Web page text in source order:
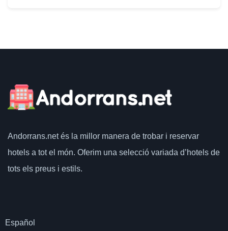
Andorrans.netés la millor manera de trobar i reservar
hotels a tot el món. Oferim una selecció variada d’hotels de
tots els preus i estils.
Español